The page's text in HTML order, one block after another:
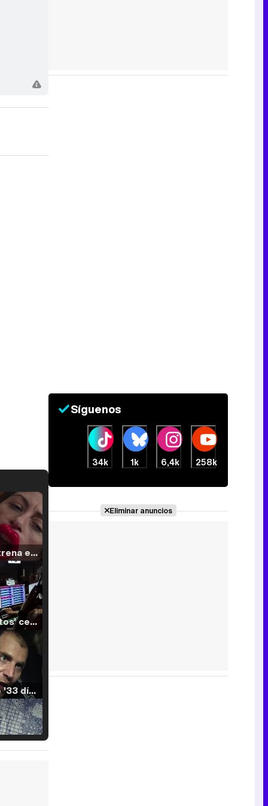
Filmin estrena el tráiler de 'Millennial Mal', su nueva comedia universitaria de la mano de Lorena Iglesias
'120 Minutos' celebra sus 2.000 programas en Telemadrid con un vídeo del día a día en la redacción
Tráiler de '33 días', la nueva serie de Atresplayer con Julián Villagrán y José Manuel Poga
Síguenos
34k 1k 6,4k 258k
Eliminar anuncios